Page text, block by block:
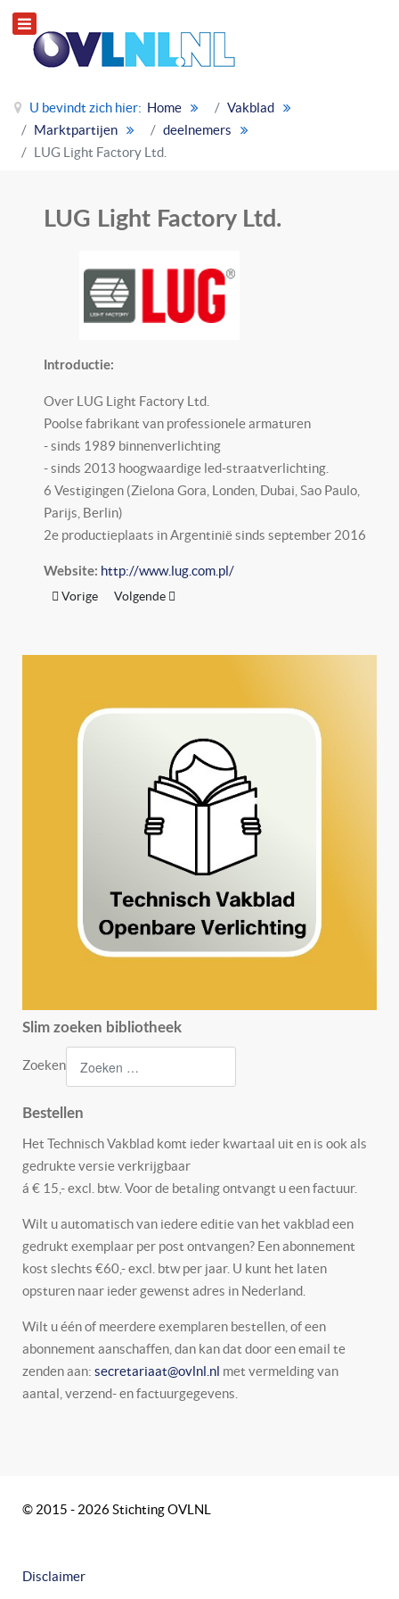
U bevindt zich hier: Home
Vakblad
Marktpartijen
deelnemers
LUG Light Factory Ltd.
LUG Light Factory Ltd.
Introductie:
Over LUG Light Factory Ltd.
Poolse fabrikant van professionele armaturen
- sinds 1989 binnenverlichting
- sinds 2013 hoogwaardige led-straatverlichting.
6 Vestigingen (Zielona Gora, Londen, Dubai, Sao Paulo,
Parijs, Berlin)
2e productieplaats in Argentinië sinds september 2016
Website: http://www.lug.com.pl/
Vorig artikel: Lightwell B.V.
Vorige Volgende artikel: Luminext BV
Volgende
Slim zoeken bibliotheek
Zoeken
Bestellen
Het Technisch Vakblad komt ieder kwartaal uit en is ook als
gedrukte versie verkrijgbaar
á € 15,- excl. btw. Voor de betaling ontvangt u een factuur.
Wilt u automatisch van iedere editie van het vakblad een
gedrukt exemplaar per post ontvangen? Een abonnement
kost slechts €60,- excl. btw per jaar. U kunt het laten
opsturen naar ieder gewenst adres in Nederland.
Wilt u één of meerdere exemplaren bestellen, of een
abonnement aanschaffen, dan kan dat door een email te
zenden aan: secretariaat@ovlnl.nl met vermelding van
aantal, verzend- en factuurgegevens.
© 2015 - 2026 Stichting OVLNL
Disclaimer